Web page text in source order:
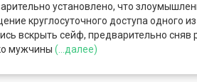
установлено, что
круглосуточного доступа одного
вскрыть сейф, предварительно
мужчины (...далее)